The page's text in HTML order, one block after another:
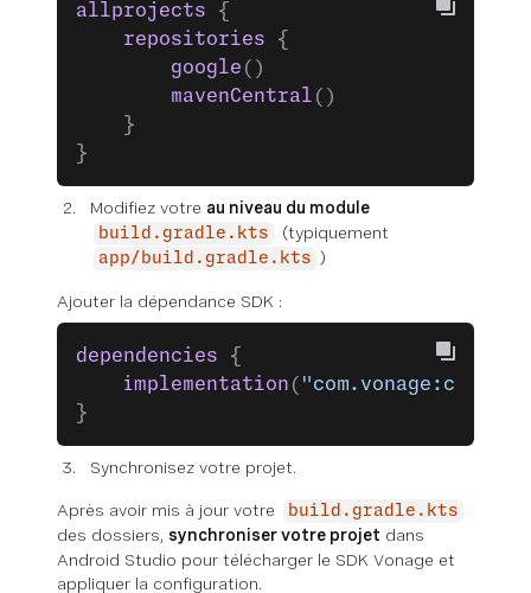
allprojects {
    repositories
{
        google
()
        mavenCentral
()
    }
}
Modifiez votre au niveau du module
build.gradle.kts (typiquement
app/build.gradle.kts )
Ajouter la dépendance SDK :
dependencies {
    implementation
(
}
Synchronisez votre projet.
Après avoir mis à jour votre build.gradle.kts
des dossiers, synchroniser votre projet dans
Android Studio pour télécharger le SDK Vonage et
appliquer la configuration.